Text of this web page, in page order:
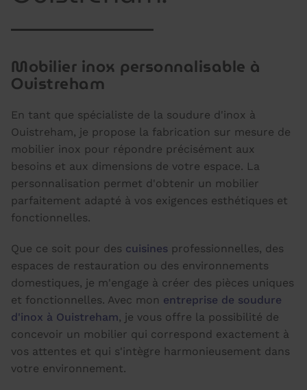
Mobilier inox personnalisable à
Ouistreham
En tant que spécialiste de la soudure d'inox à
Ouistreham, je propose la fabrication sur mesure de
mobilier inox pour répondre précisément aux
besoins et aux dimensions de votre espace. La
personnalisation permet d'obtenir un mobilier
parfaitement adapté à vos exigences esthétiques et
fonctionnelles.
Que ce soit pour des cuisines professionnelles, des
espaces de restauration ou des environnements
domestiques, je m'engage à créer des pièces uniques
et fonctionnelles. Avec mon entreprise de soudure
d'inox à Ouistreham, je vous offre la possibilité de
concevoir un mobilier qui correspond exactement à
vos attentes et qui s'intègre harmonieusement dans
votre environnement.